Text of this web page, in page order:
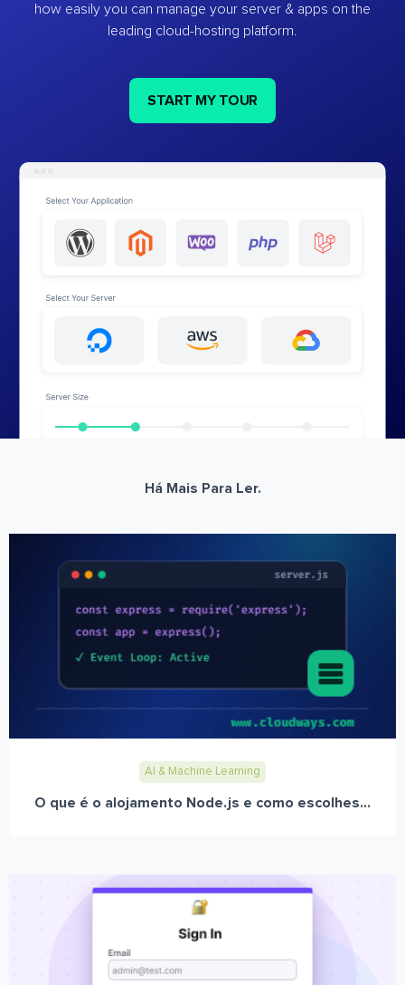
how easily you can manage your server & apps on the
leading cloud-hosting platform.
START MY TOUR
Há Mais Para Ler.
AI & Machine Learning
O que é o alojamento Node.js e como escolhes...